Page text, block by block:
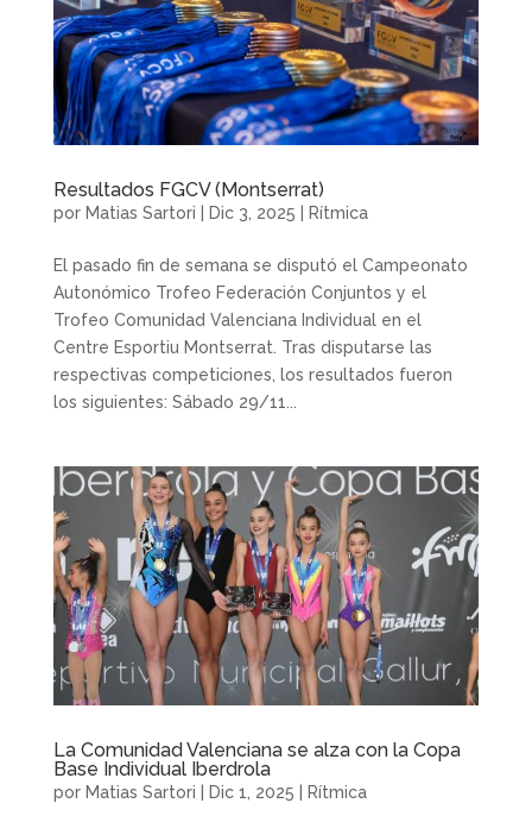
Resultados FGCV (Montserrat)
por Matias Sartori | Dic 3, 2025 | Rítmica
El pasado fin de semana se disputó el Campeonato
Autonómico Trofeo Federación Conjuntos y el
Trofeo Comunidad Valenciana Individual en el
Centre Esportiu Montserrat. Tras disputarse las
respectivas competiciones, los resultados fueron
los siguientes: Sábado 29/11...
La Comunidad Valenciana se alza con la Copa
Base Individual Iberdrola
por Matias Sartori Dic 1, 2025 Rítmica